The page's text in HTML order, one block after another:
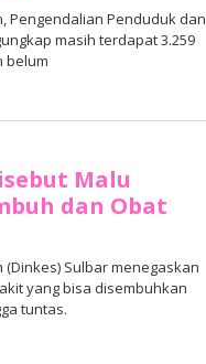
Pengendalian Penduduk dan
masih terdapat 3.259
belum
Malu
dan Obat
Sulbar menegaskan
yang bisa disembuhkan
tuntas.